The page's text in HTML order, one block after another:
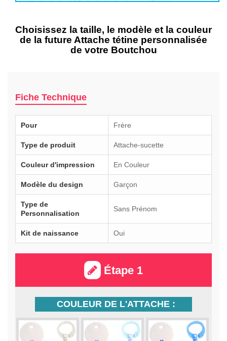
Choisissez la taille, le modèle et la couleur
de la future Attache tétine personnalisée
de votre Boutchou
Fiche Technique
Pour Frère
Type de produit Attache-sucette
Couleur d'impression En Couleur
Modèle du design Garçon
Type de
Personnalisation
Sans Prénom
Kit de naissance Oui
Étape 1
COULEUR DE L'ATTACHE :